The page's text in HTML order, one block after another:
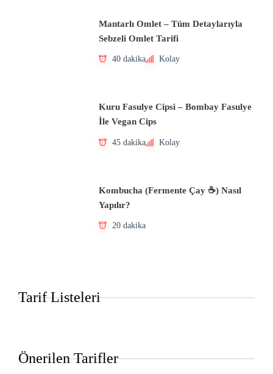
Mantarlı Omlet – Tüm Detaylarıyla
Sebzeli Omlet Tarifi
40 dakika Kolay
Kuru Fasulye Cipsi – Bombay Fasulye
İle Vegan Cips
45 dakika Kolay
Kombucha (Fermente Çay ☕) Nasıl
Yapılır?
20 dakika
Tarif Listeleri
Önerilen Tarifler